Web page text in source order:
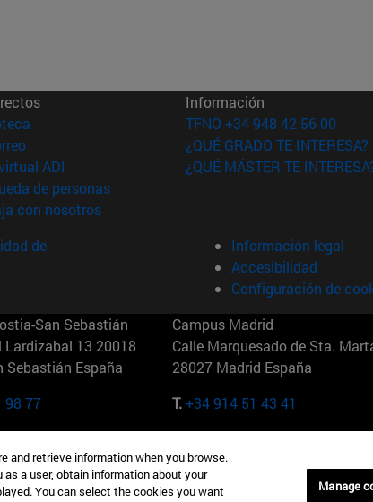
(abre en nueva ventana)
(abre en nueva ventana)
ADI (abre en nueva ventana)
de personas(abre en nueva ventana)
con nosotros(abre en nueva ventana)
Información
TFNO +34 948 42 56 00
¿QUÉ GRADO TE INTERESA?
¿QUÉ MÁSTER TE
de
Información legal
Accesibilidad
Configuración de
San Sebastián
Lardizabal 13 20018
Sebastián España
98 77
Campus Madrid
Calle Marquesado de Sta.
28027 Madrid España
T.+34 914 51 43 41
10019-2201 Nueva York Maria-Theresia-Straße 15
Múnich Alemania
and retrieve information when you browse.
a user, obtain information about your
You can select the cookies you want
Manage